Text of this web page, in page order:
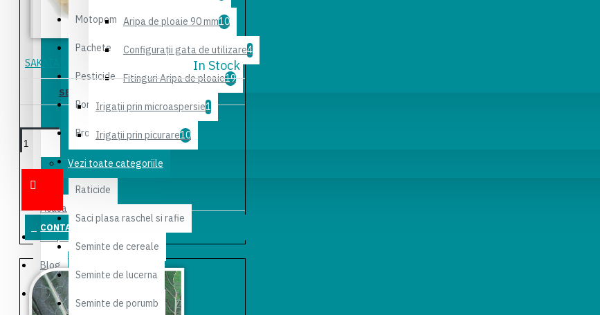
Motopompe pentru irigatii
Pachete
Pesticide
Portaltoi
Produse ICL
Produse Valagro
Raticide
Saci plasa raschel si rafie
Seminte de cereale
Seminte de lucerna
Seminte de porumb
Aripa de ploaie 90 mm10
Configuraţii gata de utilizare4
Fitinguri Aripa de ploaie19
Irigaţii prin microaspersie1
Irigaţii prin picurare10
Vezi toate categoriile
Acasa
Blog
FaQ
SAKATA In Stock
SEMINTE DE CONOPIDA MERTON
162,50 lei
ADAUGĂ
ÎN COŞ
CONTACT